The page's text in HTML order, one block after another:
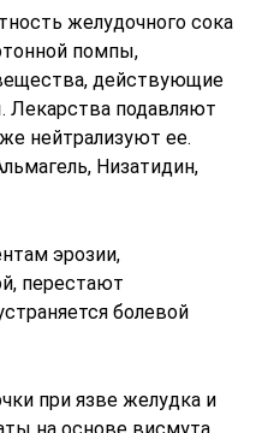
желудочного сока
помпы,
действующие
Лекарства подавляют
нейтрализуют ее.
Низатидин,
эрозии,
перестают
болевой
при язве желудка и